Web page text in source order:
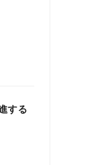
する